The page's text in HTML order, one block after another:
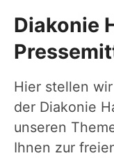
Diakonie
Hier stellen
der Diakonie
unseren
Ihnen zur